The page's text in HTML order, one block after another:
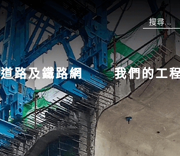
道路及鐵路網 我們的工